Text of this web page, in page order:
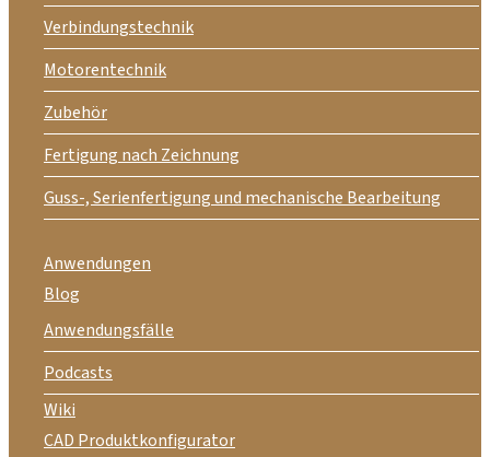
Verbindungstechnik
Motorentechnik
Zubehör
Fertigung nach Zeichnung
Guss-, Serienfertigung und mechanische Bearbeitung
Anwendungen
Blog
Anwendungsfälle
Podcasts
Wiki
CAD Produktkonfigurator